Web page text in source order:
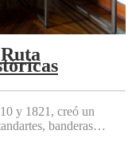
y 1821, creó un
banderas…